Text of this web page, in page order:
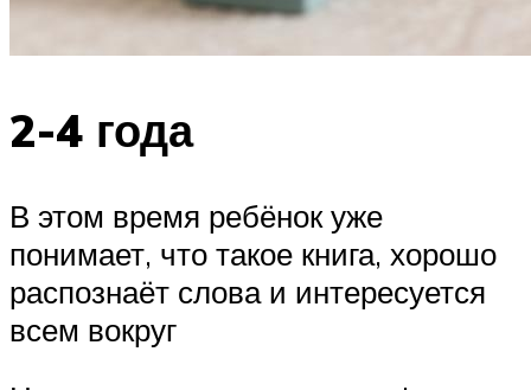
2-4 года
В этом время ребёнок уже
понимает, что такое книга, хорошо
распознаёт слова и интересуется
всем вокруг